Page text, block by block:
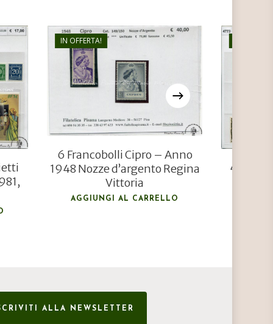
IN OFFERTA! €
25,00
6 Francobolli Cipro – Anno
1948 Nozze d’argento Regina
Vittoria
AGGIUNGI AL CARRELLO
4773
ALLA NEWSLETTER